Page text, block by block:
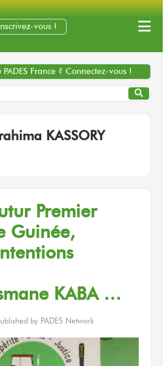
vous !
PADES France ? Connectez-vous !
KASSORY
Premier
Guinée,
KABA …
by PADES Network